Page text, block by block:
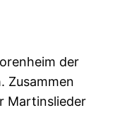
der
Zusammen
Martinslieder